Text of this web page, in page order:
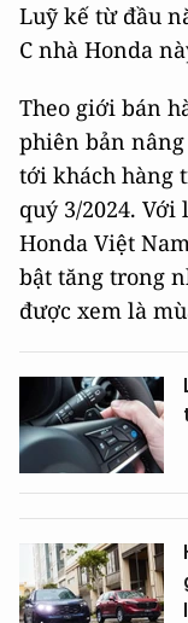
Luỹ kế từ đầu
C nhà Honda
Theo giới bán
phiên bản
tới khách hàng
quý 3/2024.
Honda Việt
bật tăng trong
được xem là